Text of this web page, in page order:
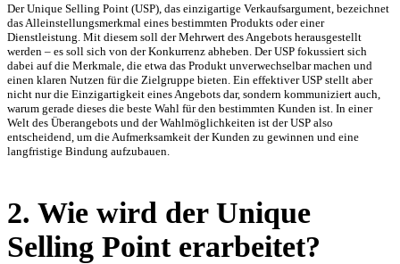
Der Unique Selling Point (USP), das einzigartige Verkaufsargument, bezeichnet
das Alleinstellungsmerkmal eines bestimmten Produkts oder einer
Dienstleistung. Mit diesem soll der Mehrwert des Angebots herausgestellt
werden – es soll sich von der Konkurrenz abheben. Der USP fokussiert sich
dabei auf die Merkmale, die etwa das Produkt unverwechselbar machen und
einen klaren Nutzen für die Zielgruppe bieten. Ein effektiver USP stellt aber
nicht nur die Einzigartigkeit eines Angebots dar, sondern kommuniziert auch,
warum gerade dieses die beste Wahl für den bestimmten Kunden ist. In einer
Welt des Überangebots und der Wahlmöglichkeiten ist der USP also
entscheidend, um die Aufmerksamkeit der Kunden zu gewinnen und eine
langfristige Bindung aufzubauen.
2. Wie wird der Unique
Selling Point erarbeitet?